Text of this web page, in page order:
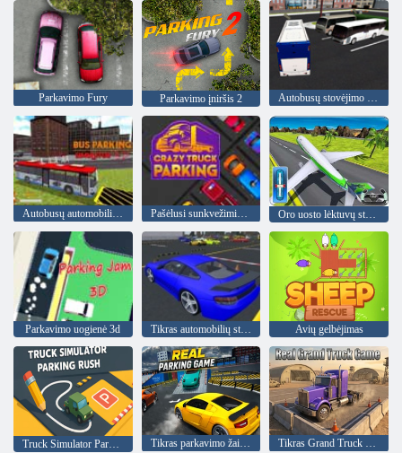
Parkavimo Fury Parkavimo įniršis 2 Autobusų stovėjimo aikštelė 3d
Pašėlusi sunkvežimių stovėjimo aikštelė Oro uosto lėktuvų stovėjimo aikštelė
Parkavimo uogienė 3d Tikras automobilių stovėjimo aikštelė 2020 Avių gelbėjimas
Truck Simulator Parking Rush Tikras parkavimo žaidimas Tikras Grand Truck žaidimas